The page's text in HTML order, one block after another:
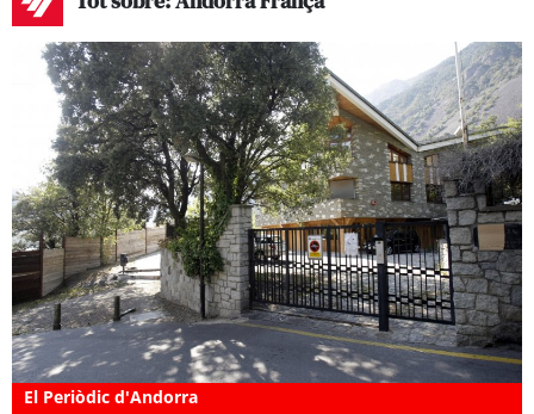
El Periòdic d'Andorra